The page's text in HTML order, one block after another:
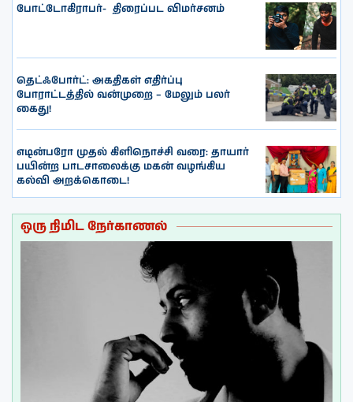
போட்டோகிராபர்- ‌ திரைப்பட விமர்சனம்
தெட்ஃபோர்ட்: அகதிகள் எதிர்ப்பு
போராட்டத்தில் வன்முறை – மேலும் பலர்
கைது!
எடின்பரோ முதல் கிளிநொச்சி வரை: தாயார்
பயின்ற பாடசாலைக்கு மகன் வழங்கிய
கல்வி அறக்கொடை!
ஒரு நிமிட நேர்காணல்